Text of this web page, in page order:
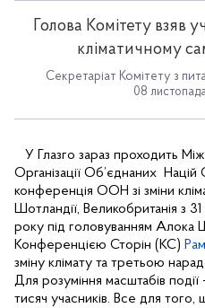
Голова Комітету взяв
кліматичному
Секретаріат Комітету з
08
У Глазго зараз проходить
Організації Об’єднаних
Націй
конференція ООН зі зміни
Шотландії, Великобританія з
року під головуванням Алока
Конференцією Сторін (КС)
зміну клімату та третьою
Для розуміння масштабів
тисяч учасників. Все для